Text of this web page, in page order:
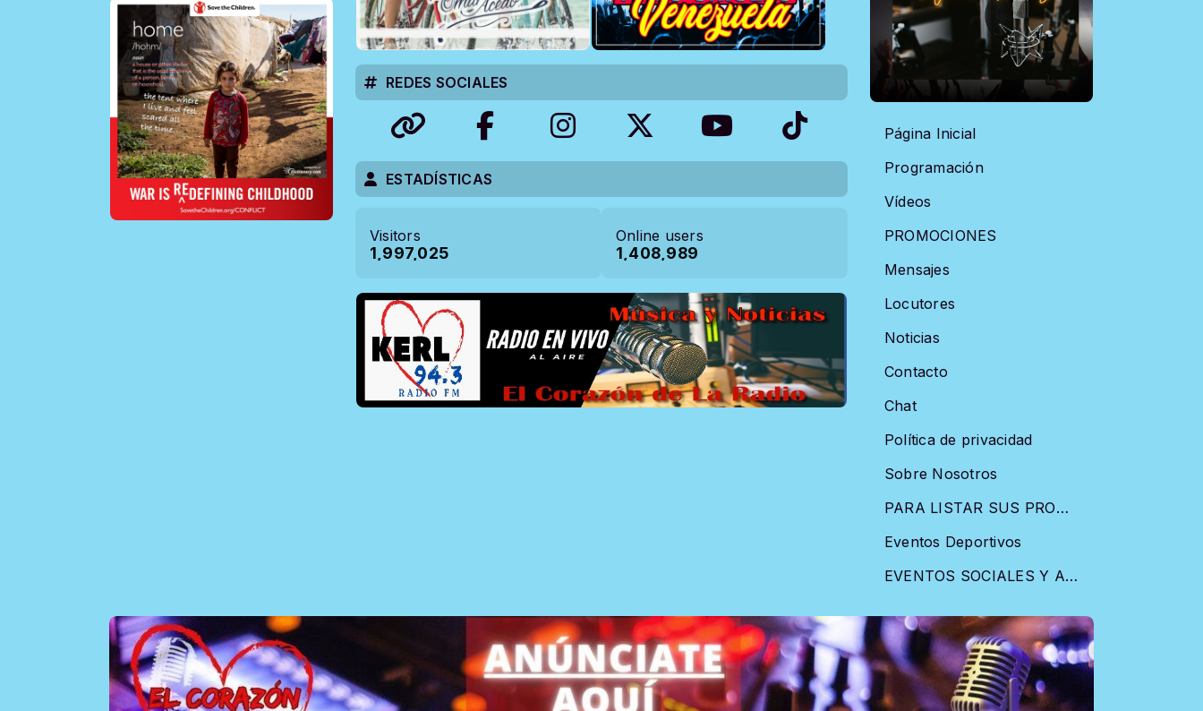
REDES SOCIALES
ESTADÍSTICAS
Visitors
1,997,025
Online users
1,408,989
Página Inicial
Programación
Vídeos
PROMOCIONES
Mensajes
Locutores
Noticias
Contacto
Chat
Política de privacidad
Sobre Nosotros
PARA LISTAR SUS PROMOCIONES EN NUESTRA RADIO EMISORA
Eventos Deportivos
EVENTOS SOCIALES Y ARTISTICOS